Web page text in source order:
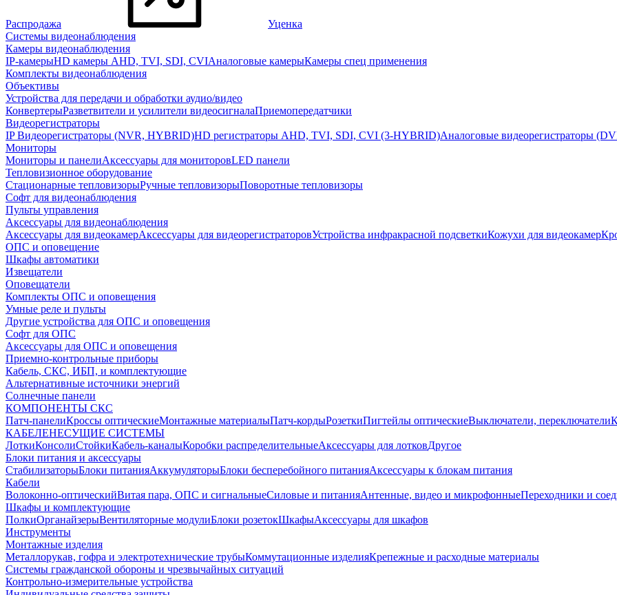
Распродажа
Уценка
Системы видеонаблюдения
Камеры видеонаблюдения
IP-камерыHD камеры AHD, TVI, SDI, CVIАналоговые камерыКамеры спец применения
Комплекты видеонаблюдения
Объективы
Устройства для передачи и обработки аудио/видео
КонвертерыРазветвители и усилители видеосигналаПриемопередатчики
Видеорегистраторы
IP Видеорегистраторы (NVR, HYBRID)HD регистраторы AHD, TVI, SDI, CVI (3-HYBRID)Аналоговые видеорегистраторы
Мониторы
Мониторы и панелиАксессуары для мониторовLED панели
Тепловизионное оборудование
Стационарные тепловизорыРучные тепловизорыПоворотные тепловизоры
Софт для видеонаблюдения
Пульты управления
Аксессуары для видеонаблюдения
Аксессуары для видеокамерАксессуары для видеорегистраторовУстройства инфракрасной подсветкиКожухи для видеокамер
ОПС и оповещение
Шкафы автоматики
Извещатели
Оповещатели
Комплекты ОПС и оповещения
Умные реле и пульты
Другие устройства для ОПС и оповещения
Софт для ОПС
Аксессуары для ОПС и оповещения
Приемно-контрольные приборы
Кабель, СКС, ИБП, и комплектующие
Альтернативные источники энергий
Солнечные панели
КОМПОНЕНТЫ СКС
Патч-панелиКроссы оптическиеМонтажные материалыПатч-кордыРозеткиПигтейлы оптическиеВыключатели, переключатели
КАБЕЛЕНЕСУЩИЕ СИСТЕМЫ
ЛоткиКонсолиСтойкиКабель-каналыКоробки распределительныеАксессуары для лотковДругое
Блоки питания и аксессуары
СтабилизаторыБлоки питанияАккумуляторыБлоки бесперебойного питанияАксессуары к блокам питания
Кабели
Волоконно-оптическийВитая пара, ОПС и сигнальныеСиловые и питанияАнтенные, видео и микрофонныеПереходники и
Шкафы и комплектующие
ПолкиОрганайзерыВентиляторные модулиБлоки розетокШкафыАксессуары для шкафов
Инструменты
Монтажные изделия
Металлорукав, гофра и электротехнические трубыКоммутационные изделияКрепежные и расходные материалы
Системы гражданской обороны и чрезвычайных ситуаций
Контрольно-измерительные устройства